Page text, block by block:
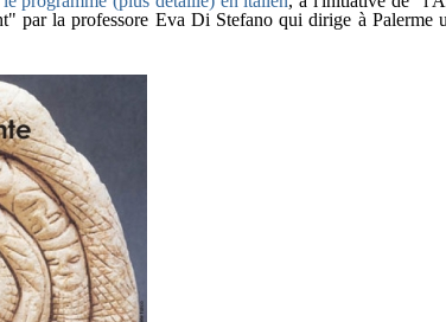
par la professore Eva Di Stefano qui dirige à